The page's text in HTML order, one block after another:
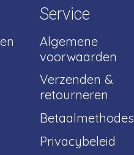
Service
Algemene
voorwaarden
Verzenden &
retourneren
Betaalmethodes
Privacybeleid